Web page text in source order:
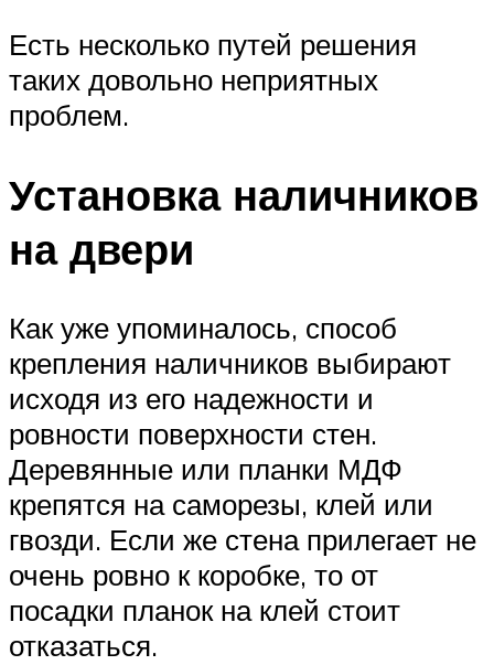
Есть несколько путей решения
таких довольно неприятных
проблем.
Установка наличников
на двери
Как уже упоминалось, способ
крепления наличников выбирают
исходя из его надежности и
ровности поверхности стен.
Деревянные или планки МДФ
крепятся на саморезы, клей или
гвозди. Если же стена прилегает не
очень ровно к коробке, то от
посадки планок на клей стоит
отказаться.